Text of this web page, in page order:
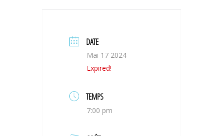
DATE
Mai 17 2024
Expired!
TEMPS
7:00 pm